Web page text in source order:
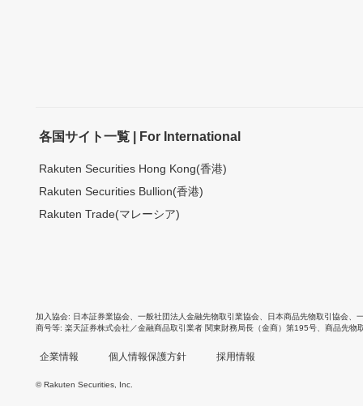
各国サイト一覧 | For International
Rakuten Securities Hong Kong(香港)
Rakuten Securities Bullion(香港)
Rakuten Trade(マレーシア)
加入協会 日本証券業協会 一般社団法人金融先物取引業協会 日本商品先物取引協会
商号等 楽天証券株式会社／金融商品取引業者 関東財務局長（金商）第195号、商品先物
企業情報 個人情報保護方針 採用情報
© Rakuten Securities, Inc.